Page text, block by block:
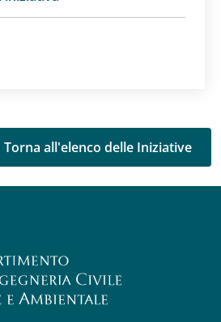
Torna all'elenco delle Iniziative